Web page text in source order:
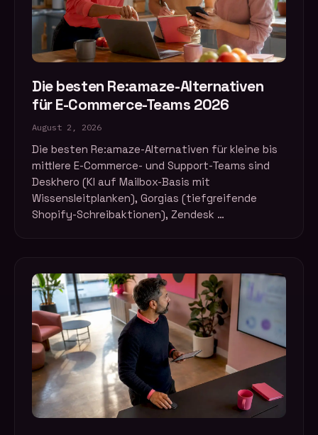
Die besten Re:amaze-Alternativen
für E-Commerce-Teams 2026
August 2, 2026
Die besten Re:amaze-Alternativen für kleine bis
mittlere E-Commerce- und Support-Teams sind
Deskhero (KI auf Mailbox-Basis mit
Wissensleitplanken), Gorgias (tiefgreifende
Shopify-Schreibaktionen), Zendesk …